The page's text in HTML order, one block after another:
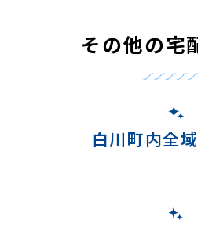
その他の宅
白川町内全